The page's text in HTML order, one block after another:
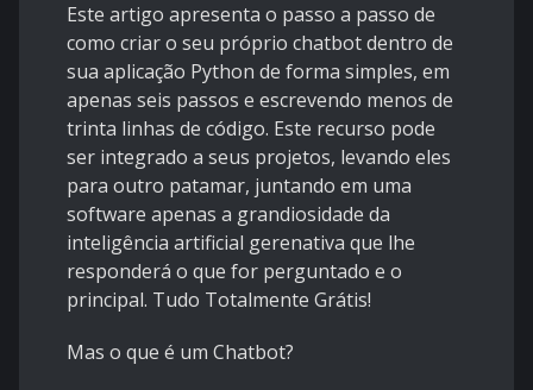
Este artigo apresenta o passo a passo de
como criar o seu próprio chatbot dentro de
sua aplicação Python de forma simples, em
apenas seis passos e escrevendo menos de
trinta linhas de código. Este recurso pode
ser integrado a seus projetos, levando eles
para outro patamar, juntando em uma
software apenas a grandiosidade da
inteligência artificial gerenativa que lhe
responderá o que for perguntado e o
principal. Tudo Totalmente Grátis!
Mas o que é um Chatbot?